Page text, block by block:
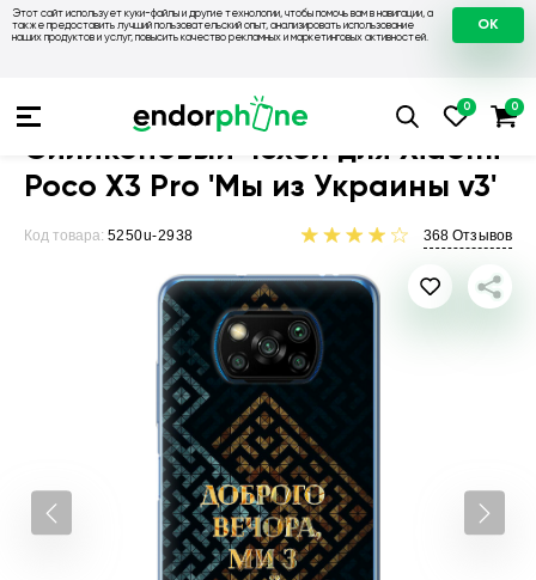
Этот сайт использует куки-файлы и другие технологии, чтобы помочь вам в навигации, а
также предоставить лучший пользовательский опыт, анализировать использование
наших продуктов и услуг, повысить качество рекламных и маркетинговых активностей.
OK
Чехлы на Xiaomi Чехол для Xiaomi
Силиконовый чехол для Xiaomi
Poco X3 Pro 'Мы из Украины v3'
Код товара: 5250u-2938 368 Отзывов